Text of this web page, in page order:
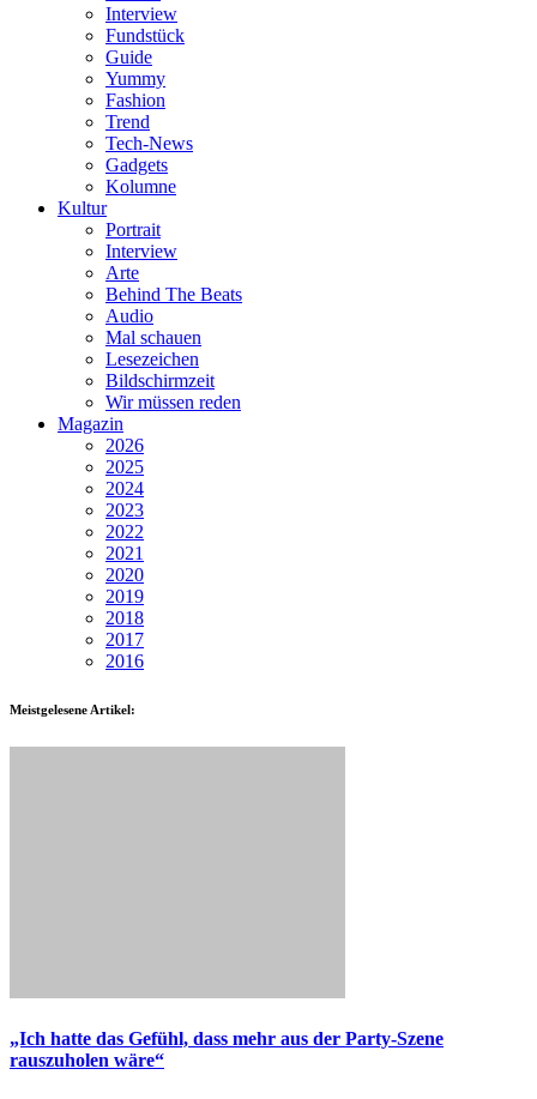
Interview
Fundstück
Guide
Yummy
Fashion
Trend
Tech-News
Gadgets
Kolumne
Kultur
Portrait
Interview
Arte
Behind The Beats
Audio
Mal schauen
Lesezeichen
Bildschirmzeit
Wir müssen reden
Magazin
2026
2025
2024
2023
2022
2021
2020
2019
2018
2017
2016
Meistgelesene Artikel:
„Ich hatte das Gefühl, dass mehr aus der Party-Szene
rauszuholen wäre“